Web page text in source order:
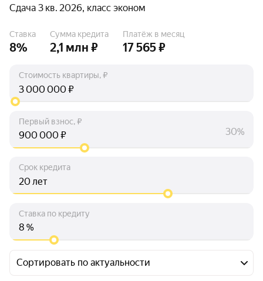
Сдача 3 кв. 2026, класс эконом
Ставка
8%
Сумма кредита
2,1 млн ₽
Платёж в месяц
17 565 ₽
Стоимость квартиры, ₽
₽
Первый взнос, ₽
₽ 30%
Срок кредита
лет
Ставка по кредиту
%
Сортировать по актуальности